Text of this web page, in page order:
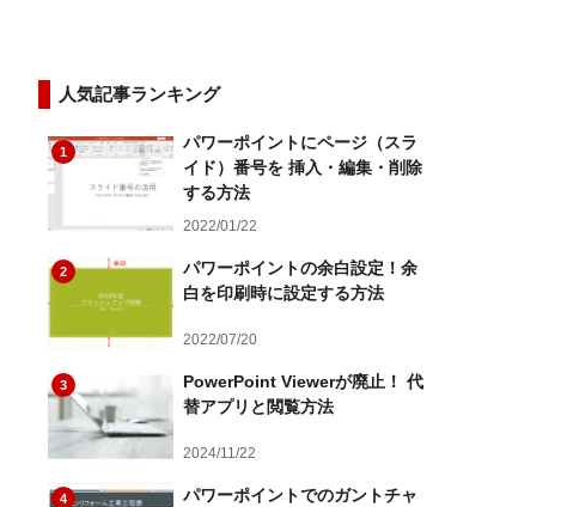
人気記事ランキング
1
パワーポイントにページ（スラ
イド）番号を 挿入・編集・削除
する方法
2022/01/22
2
パワーポイントの余白設定！余
白を印刷時に設定する方法
2022/07/20
3
PowerPoint Viewerが廃止！ 代
替アプリと閲覧方法
2024/11/22
4
パワーポイントでのガントチャ